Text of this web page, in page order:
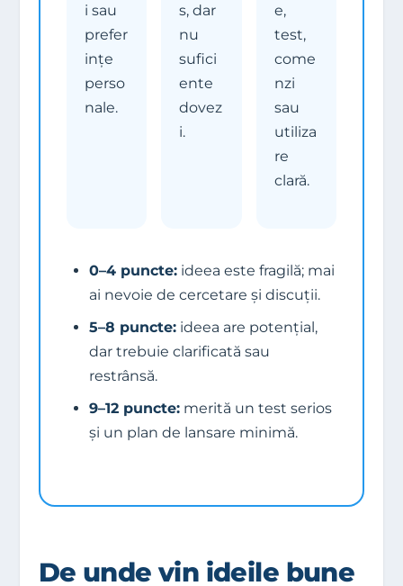
i sau
prefer
ințe
perso
nale.
s, dar
nu
sufici
ente
dovez
i.
e,
test,
come
nzi
sau
utiliza
re
clară.
0–4 puncte:ideea este fragilă; mai
ai nevoie de cercetare și discuții.
5–8 puncte:ideea are potențial,
dar trebuie clarificată sau
restrânsă.
9–12 puncte:merită un test serios
și un plan de lansare minimă.
De unde vin ideile bune